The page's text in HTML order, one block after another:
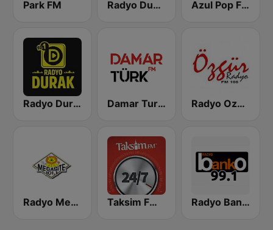
Park FM Radyo Duble Azul Pop FM (Los 40 Hits)
Radyo Durak Damar Turk FM Radyo Ozgur FM
Radyo Megasite 101.1 FM Taksim FM - Oyun Havasi Radyo Banko